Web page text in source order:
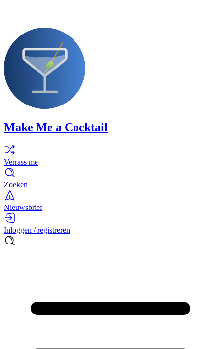
Make Me a Cocktail
Verrass me
Zoeken
Nieuwsbrief
Inloggen / registreren